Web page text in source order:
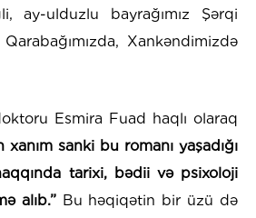
ay-ulduzlu bayrağımız Şərqi
Xankəndimizdə
Esmira Fuad haqlı olaraq
xanım sanki bu romanı yaşadığı
tarixi, bədii və psixoloji
alıb.”Bu həqiqətin bir üzü də